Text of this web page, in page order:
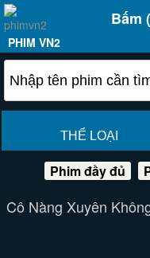
Bấm
PHIM VN2
THỂ LOẠI
Phim đầy đủ
Cô Nàng Xuyên